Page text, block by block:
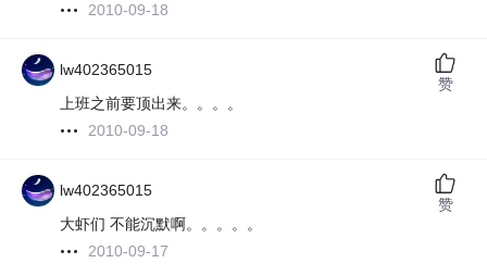
2010-09-18
lw402365015
上班之前要顶出来。。。。
2010-09-18
赞
lw402365015
大虾们 不能沉默啊。。。。。
2010-09-17
赞